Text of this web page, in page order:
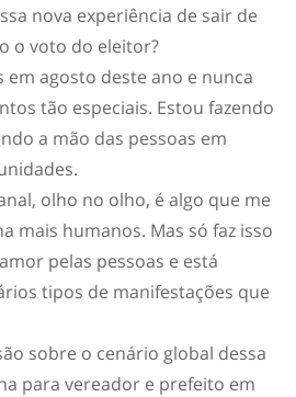
nova experiência de sair de
o voto do eleitor?
em agosto deste ano e nunca
tão especiais. Estou fazendo
a mão das pessoas em
olho no olho, é algo que me
mais humanos. Mas só faz isso
pelas pessoas e está
tipos de manifestações que
sobre o cenário global dessa
para vereador e prefeito em